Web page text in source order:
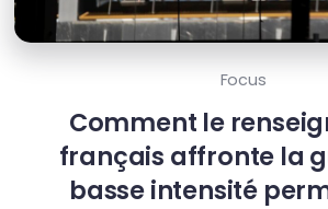
Focus
Comment le
français affronte la
basse intensité